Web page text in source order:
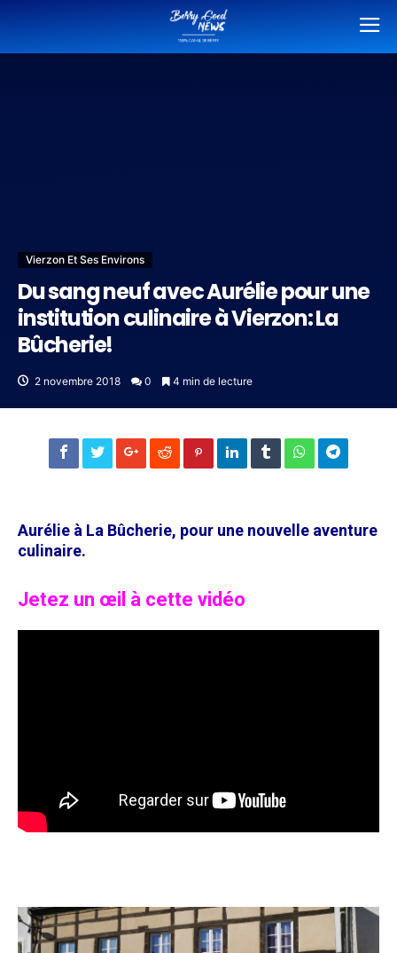
Vierzon Et Ses Environs
Du sang neuf avec Aurélie pour une
institution culinaire à Vierzon: La
Bûcherie!
2 novembre 2018 0 4 min de lecture
Aurélie à La Bûcherie, pour une nouvelle aventure
culinaire.
Jetez un œil à cette vidéo